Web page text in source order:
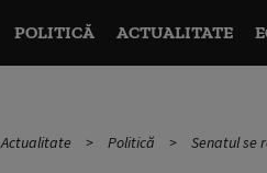
POLITICĂ ACTUALITATE
Actualitate Politică Senatul se